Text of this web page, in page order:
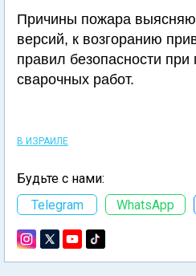
Причины пожара
версий, к возгоранию
правил безопасности при
сварочных работ.
В ИЗРАИЛЕ
Будьте с нами:
Telegram
WhatsApp